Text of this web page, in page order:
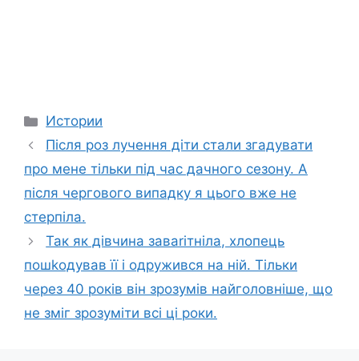
Categories
Истории
Після роз лучення діти стали згадувати
про мене тільки під час дачного сезону. А
після чергового випадку я цього вже не
стерпіла.
Так як дівчина заваrітніла, хлопець
пошkодував її і одружився на ній. Тільки
через 40 років він зрозумів найголовніше, що
не зміг зрозуміти всі ці роки.